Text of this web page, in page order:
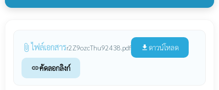
attach_file ไฟล์เอกสารr2Z9ozcThu92438.pdf file_download ดาวน์โหลด
linkคัดลอกลิงก์